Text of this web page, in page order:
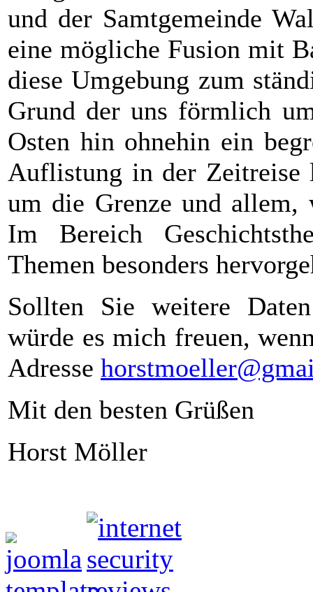
und der Samtgemeinde
eine mögliche Fusion mit
diese Umgebung zum
Grund der uns förmlich
Osten hin ohnehin ein
Auflistung in der Zeitreise
um die Grenze und allem,
Im Bereich
Themen besonders
Sollten Sie weitere
würde es mich freuen,
Adresse
Mit den besten Grüßen
Horst Möller